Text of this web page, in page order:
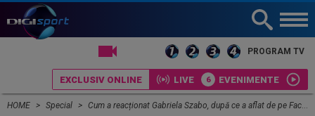
PROGRAM TV
EXCLUSIV ONLINE LIVE EVENIMENTE
HOME Special Cum a reacționat Gabriela Szabo, după ce a aflat de pe Facebook că a fost demisă de Nicușor Dan